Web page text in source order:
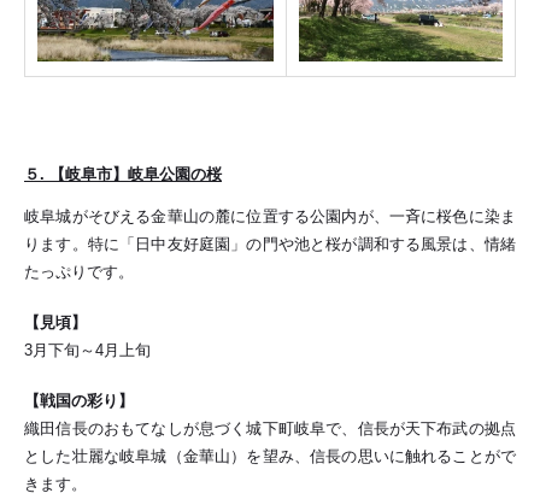
５. 【岐阜市】岐阜公園の桜
岐阜城がそびえる金華山の麓に位置する公園内が、一斉に桜色に染ま
ります。特に「日中友好庭園」の門や池と桜が調和する風景は、情緒
たっぷりです。
【見頃】
3月下旬～4月上旬
【戦国の彩り】
織田信長のおもてなしが息づく城下町岐阜で、信長が天下布武の拠点
とした壮麗な岐阜城（金華山）を望み、信長の思いに触れることがで
きます。